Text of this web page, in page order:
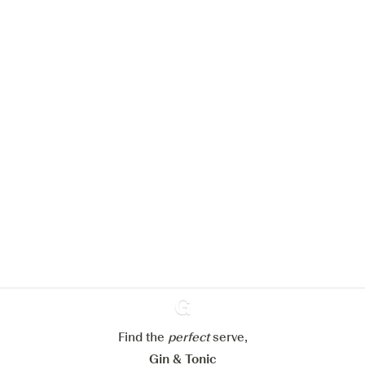
Ginventory
Find the perfectserve,
Gin & Tonic